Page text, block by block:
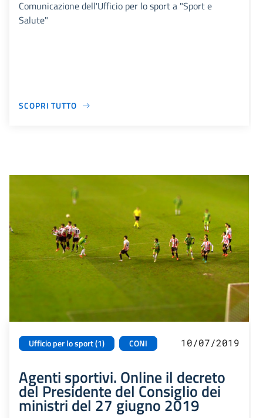
Comunicazione dell'Ufficio per lo sport a "Sport e
Salute"
SCOPRI TUTTO
Ufficio per lo sport (1) CONI 10/07/2019
Agenti sportivi. Online il decreto
del Presidente del Consiglio dei
ministri del 27 giugno 2019